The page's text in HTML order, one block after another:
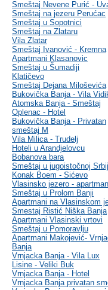
Smeštaj Nevene Purić -
Smeštaj na jezeru Perućac
Smeštaj u Sopotnici
Smeštaj na Zlataru
Vila Zlatar
Smeštaj Ivanović - Kremna
Apartmani Klasanovic
Smeštaj u Šumadiji
Klatičevo
Smeštaj Dejana Miloševića
Bukovička Banja - Vila
Atomska Banja - Smeštaj
Oplenac - Hotel
Bukovička Banja - Privatan
smeštaj M
Vila Milica - Trudelj
Hoteli u Arandjelovcu
Bobanova bara
Smeštaj u jugoistočnoj
Konak Boem - Sićevo
Vlasinsko jezero -
Smeštaj u Prolom Banji
Apartmani na Vlasinskom
Smestaj Ristić Niška Banja
Apartmani Vlasinski vrtovi
Smeštaj u Pomoravlju
Apartmani Makojević-
Banja
Vrnjacka Banja - Vila Lux
Lisine - Veliki Buk
Vrnjacka Banja - Hotel
Vrnjacka Banja privatan